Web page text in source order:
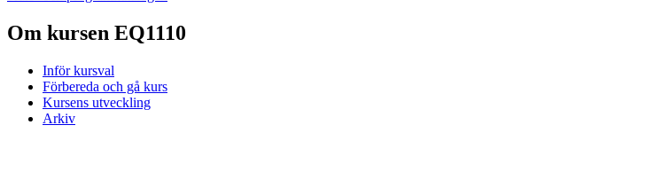
Om kursen EQ1110
Inför kursval
Förbereda och gå kurs
Kursens utveckling
Arkiv